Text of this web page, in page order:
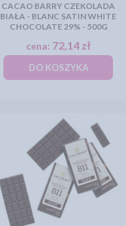
CACAO BARRY CZEKOLADA
BIAŁA - BLANC SATIN WHITE
CHOCOLATE 29% - 500G
cena: 72,14 zł
DO KOSZYKA